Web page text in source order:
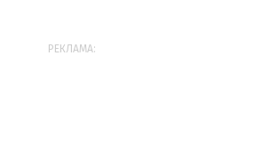
РЕКЛАМА: